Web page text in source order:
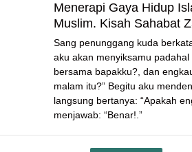
Menerapi Gaya Hidup
Muslim. Kisah Sahabat
Sang penunggang kuda
aku akan menyiksamu
bersama bapakku?, dan
malam itu?” Begitu aku
langsung bertanya: “Apakah
menjawab: “Benar!.”